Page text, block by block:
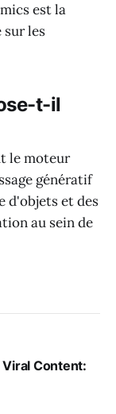
est la
sur les
t-il
le moteur
génératif
d'objets et des
au sein de
Content: